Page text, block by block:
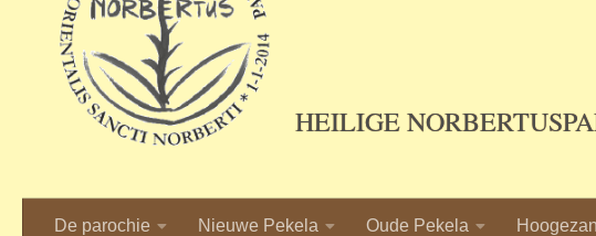
HEILIGE
De parochie Nieuwe Pekela Oude Pekela